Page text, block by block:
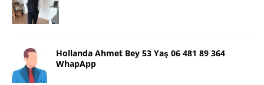
Hollanda Ahmet Bey 53 Yaş 06 481 89 364
WhapApp